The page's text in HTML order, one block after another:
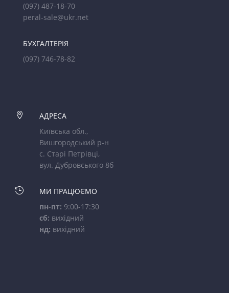
(097) 487-18-70
peral-sale@ukr.net
БУХГАЛТЕРІЯ
(097) 746-78-82

АДРЕСА
Київська обл.,
Вишгородський р-н
с. Старі Петрівці,
вул. Дубровського 8б

МИ ПРАЦЮЄМО
пн-пт: 9:00-17:30
сб: вихідний
нд: вихідний